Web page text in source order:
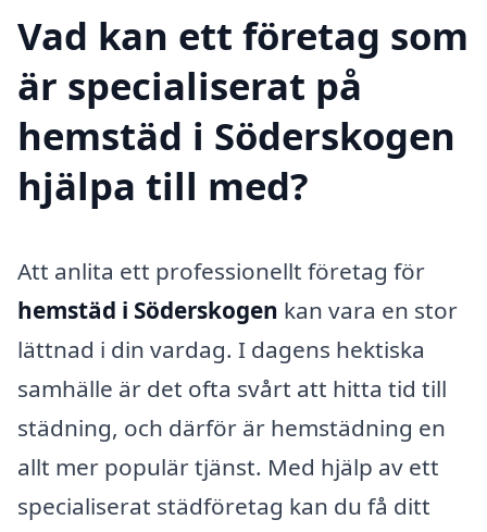
Vad kan ett företag som
är specialiserat på
hemstäd i Söderskogen
hjälpa till med?
Att anlita ett professionellt företag för
hemstäd i Söderskogen kan vara en stor
lättnad i din vardag. I dagens hektiska
samhälle är det ofta svårt att hitta tid till
städning, och därför är hemstädning en
allt mer populär tjänst. Med hjälp av ett
specialiserat städföretag kan du få ditt